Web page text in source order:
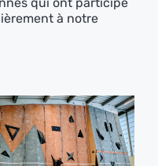
à notre